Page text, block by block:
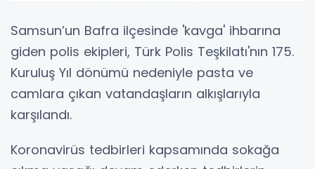
Samsun’un Bafra ilçesinde 'kavga' ihbarına
giden polis ekipleri, Türk Polis Teşkilatı'nın 175.
Kuruluş Yıl dönümü nedeniyle pasta ve
camlara çıkan vatandaşların alkışlarıyla
karşılandı.
Koronavirüs tedbirleri kapsamında sokağa